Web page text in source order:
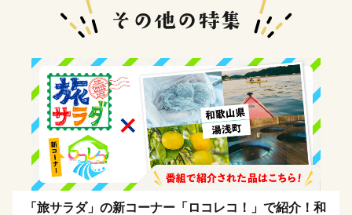
「旅サラダ」の新コーナー「ロコレコ！」で紹介！和